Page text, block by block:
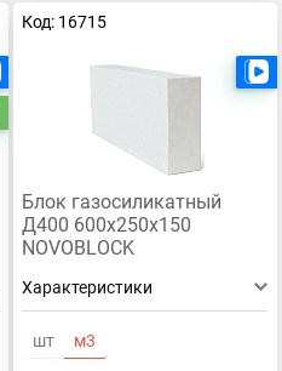
Код: 16715
Блок газосиликатный
Д400 600х250х150
NOVOBLOCK
Характеристики
шт м3